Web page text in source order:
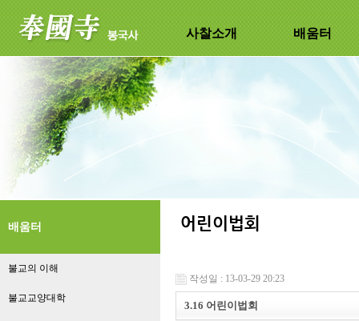
사찰소개 배움터
배움터
불교의 이해
불교교양대학
작성일 : 13-03-29 20:23
3.16 어린이법회